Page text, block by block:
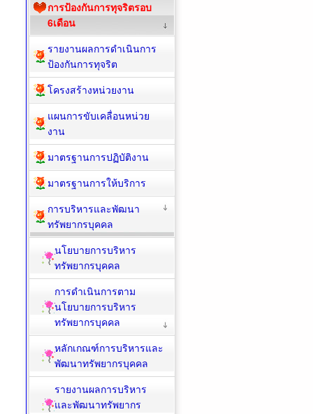
การป้องกันการทุจริตรอบ
6เดือน
รายงานผลการดำเนินการ
ป้องกันการทุจริต
โครงสร้างหน่วยงาน
แผนการขับเคลื่อนหน่วย
งาน
มาตรฐานการปฏิบัติงาน
มาตรฐานการให้บริการ
การบริหารและพัฒนา
ทรัพยากรบุคคล
นโยบายการบริหาร
ทรัพยากรบุคคล
การดำเนินการตาม
นโยบายการบริหาร
ทรัพยากรบุคคล
หลักเกณฑ์การบริหารและ
พัฒนาทรัพยากรบุคคล
รายงานผลการบริหาร
และพัฒนาทรัพยากร